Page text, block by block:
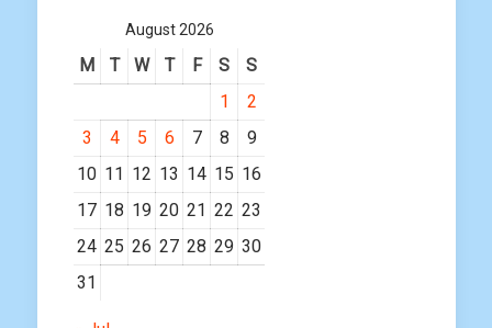
August 2026
M T W T F S
S
1
2
3
4 5 6 7 8
9
10 11 12 13 14 15 16
17 18 19 20 21 22 23
24 25 26 27 28 29 30
31